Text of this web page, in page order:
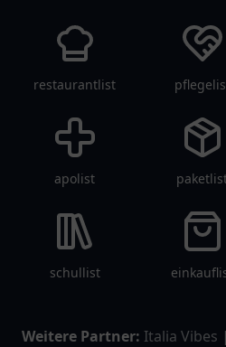
restaurantlist
apolist
schullist
Weitere Partner: Italia Vibes |